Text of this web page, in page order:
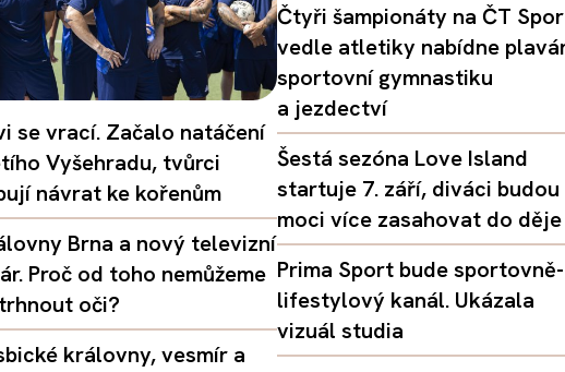
se vrací. Začalo natáčení
Vyšehradu, tvůrci
návrat ke kořenům
Brna a nový televizní
Proč od toho nemůžeme
oči?
královny, vesmír a
Čtyři šampionáty na ČT
vedle atletiky nabídne
sportovní gymnastiku
a jezdectví
Šestá sezóna Love Island
startuje 7. září, diváci budou
moci více zasahovat do děje
Prima Sport bude sportovně-
lifestylový kanál. Ukázala
vizuál studia